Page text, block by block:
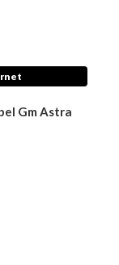
Gm Astra